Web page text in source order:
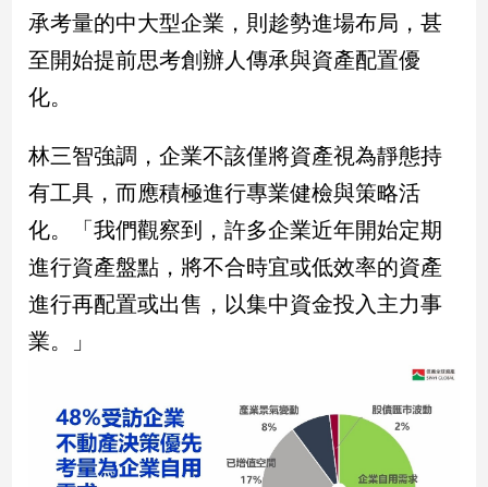
承考量的中大型企業，則趁勢進場布局，甚
至開始提前思考創辦人傳承與資產配置優
化。
林三智強調，企業不該僅將資產視為靜態持
有工具，而應積極進行專業健檢與策略活
化。「我們觀察到，許多企業近年開始定期
進行資產盤點，將不合時宜或低效率的資產
進行再配置或出售，以集中資金投入主力事
業。」